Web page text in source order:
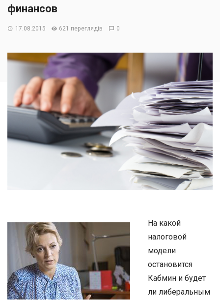
финансов
17.08.2015 621 переглядів 0
На какой
налоговой
модели
остановится
Кабмин и будет
ли либеральным